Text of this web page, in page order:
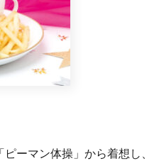
ーマン体操」から着想し、